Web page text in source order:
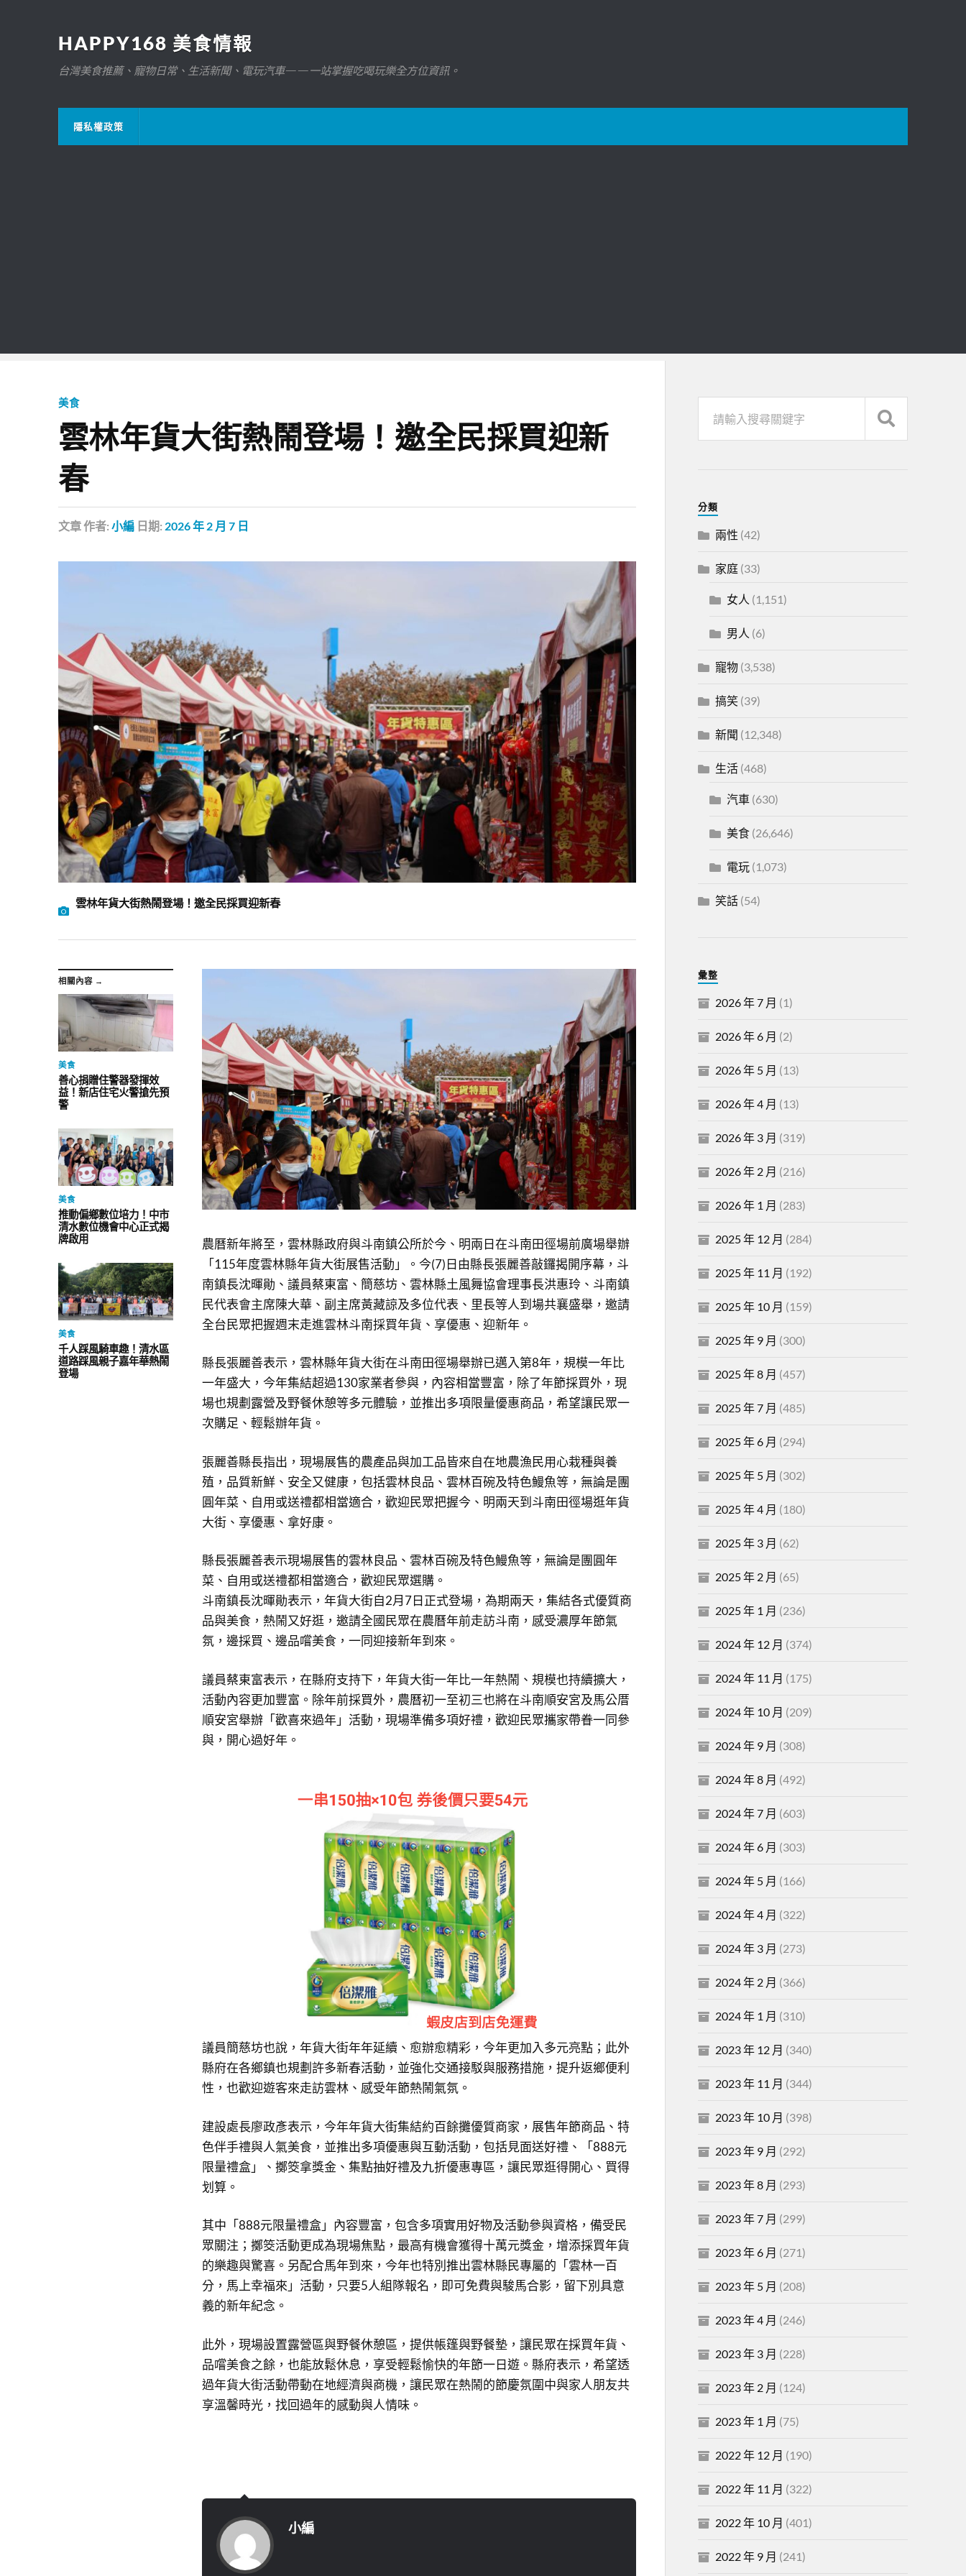
HAPPY168 美食情報
台灣美食推薦、寵物日常、生活新聞、電玩汽車——一站掌握吃喝玩樂全方位資訊。
隱私權政策
美食
雲林年貨大街熱鬧登場！邀全民採買迎新
春
文章作者: 小編 日期: 2026 年 2 月 7 日
雲林年貨大街熱鬧登場！邀全民採買迎新春
相關內容 →
美食
善心捐贈住警器發揮效
益！新店住宅火警搶先預
警
美食
推動偏鄉數位培力！中市
清水數位機會中心正式揭
牌啟用
美食
千人踩風騎車趣！清水區
道路踩風親子嘉年華熱鬧
登場
農曆新年將至，雲林縣政府與斗南鎮公所於今、明兩日在斗南田徑場前廣場舉辦
「115年度雲林縣年貨大街展售活動」。今(7)日由縣長張麗善敲鑼揭開序幕，斗
南鎮長沈暉勛、議員蔡東富、簡慈坊、雲林縣土風舞協會理事長洪惠玲、斗南鎮
民代表會主席陳大華、副主席黃藏諒及多位代表、里長等人到場共襄盛舉，邀請
全台民眾把握週末走進雲林斗南採買年貨、享優惠、迎新年。
縣長張麗善表示，雲林縣年貨大街在斗南田徑場舉辦已邁入第8年，規模一年比
一年盛大，今年集結超過130家業者參與，內容相當豐富，除了年節採買外，現
場也規劃露營及野餐休憩等多元體驗，並推出多項限量優惠商品，希望讓民眾一
次購足、輕鬆辦年貨。
張麗善縣長指出，現場展售的農產品與加工品皆來自在地農漁民用心栽種與養
殖，品質新鮮、安全又健康，包括雲林良品、雲林百碗及特色鰻魚等，無論是團
圓年菜、自用或送禮都相當適合，歡迎民眾把握今、明兩天到斗南田徑場逛年貨
大街、享優惠、拿好康。
縣長張麗善表示現場展售的雲林良品、雲林百碗及特色鰻魚等，無論是團圓年
菜、自用或送禮都相當適合，歡迎民眾選購。
斗南鎮長沈暉勛表示，年貨大街自2月7日正式登場，為期兩天，集結各式優質商
品與美食，熱鬧又好逛，邀請全國民眾在農曆年前走訪斗南，感受濃厚年節氣
氛，邊採買、邊品嚐美食，一同迎接新年到來。
議員蔡東富表示，在縣府支持下，年貨大街一年比一年熱鬧、規模也持續擴大，
活動內容更加豐富。除年前採買外，農曆初一至初三也將在斗南順安宮及馬公厝
順安宮舉辦「歡喜來過年」活動，現場準備多項好禮，歡迎民眾攜家帶眷一同參
與，開心過好年。
議員簡慈坊也說，年貨大街年年延續、愈辦愈精彩，今年更加入多元亮點；此外
縣府在各鄉鎮也規劃許多新春活動，並強化交通接駁與服務措施，提升返鄉便利
性，也歡迎遊客來走訪雲林、感受年節熱鬧氣氛。
建設處長廖政彥表示，今年年貨大街集結約百餘攤優質商家，展售年節商品、特
色伴手禮與人氣美食，並推出多項優惠與互動活動，包括見面送好禮、「888元
限量禮盒」、擲筊拿獎金、集點抽好禮及九折優惠專區，讓民眾逛得開心、買得
划算。
其中「888元限量禮盒」內容豐富，包含多項實用好物及活動參與資格，備受民
眾關注；擲筊活動更成為現場焦點，最高有機會獲得十萬元獎金，增添採買年貨
的樂趣與驚喜。另配合馬年到來，今年也特別推出雲林縣民專屬的「雲林一百
分，馬上幸福來」活動，只要5人組隊報名，即可免費與駿馬合影，留下別具意
義的新年紀念。
此外，現場設置露營區與野餐休憩區，提供帳篷與野餐墊，讓民眾在採買年貨、
品嚐美食之餘，也能放鬆休息，享受輕鬆愉快的年節一日遊。縣府表示，希望透
過年貨大街活動帶動在地經濟與商機，讓民眾在熱鬧的節慶氛圍中與家人朋友共
享溫馨時光，找回過年的感動與人情味。
小編
分類
兩性 (42)
家庭(33)
女人 (1,151)
男人 (6)
寵物(3,538)
搞笑(39)
新聞 (12,348)
生活(468)
汽車(630)
美食(26,646)
電玩(1,073)
笑話(54)
彙整
2026 年 7 月 (1)
2026 年 6 月 (2)
2026 年 5 月 (13)
2026 年 4 月 (13)
2026 年 3 月 (319)
2026 年 2 月 (216)
2026 年 1 月 (283)
2025 年 12 月 (284)
2025 年 11 月 (192)
2025 年 10 月 (159)
2025 年 9 月 (300)
2025 年 8 月 (457)
2025 年 7 月 (485)
2025 年 6 月 (294)
2025 年 5 月 (302)
2025 年 4 月 (180)
2025 年 3 月 (62)
2025 年 2 月 (65)
2025 年 1 月 (236)
2024 年 12 月 (374)
2024 年 11 月 (175)
2024 年 10 月 (209)
2024 年 9 月 (308)
2024 年 8 月 (492)
2024 年 7 月 (603)
2024 年 6 月 (303)
2024 年 5 月 (166)
2024 年 4 月 (322)
2024 年 3 月 (273)
2024 年 2 月 (366)
2024 年 1 月 (310)
2023 年 12 月 (340)
2023 年 11 月 (344)
2023 年 10 月 (398)
2023 年 9 月 (292)
2023 年 8 月 (293)
2023 年 7 月 (299)
2023 年 6 月 (271)
2023 年 5 月 (208)
2023 年 4 月 (246)
2023 年 3 月 (228)
2023 年 2 月 (124)
2023 年 1 月 (75)
2022 年 12 月 (190)
2022 年 11 月 (322)
2022 年 10 月 (401)
2022 年 9 月 (241)